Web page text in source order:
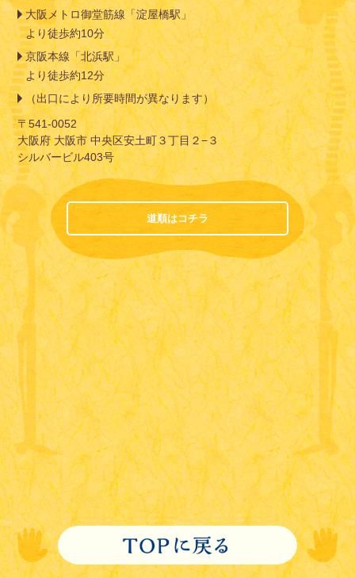
大阪メトロ御堂筋線「淀屋橋駅」
より徒歩約10分
京阪本線「北浜駅」
より徒歩約12分
（出口により所要時間が異なります）
〒541-0052
大阪府 大阪市 中央区安土町３丁目２−３
シルバービル403号
道順はコチラ